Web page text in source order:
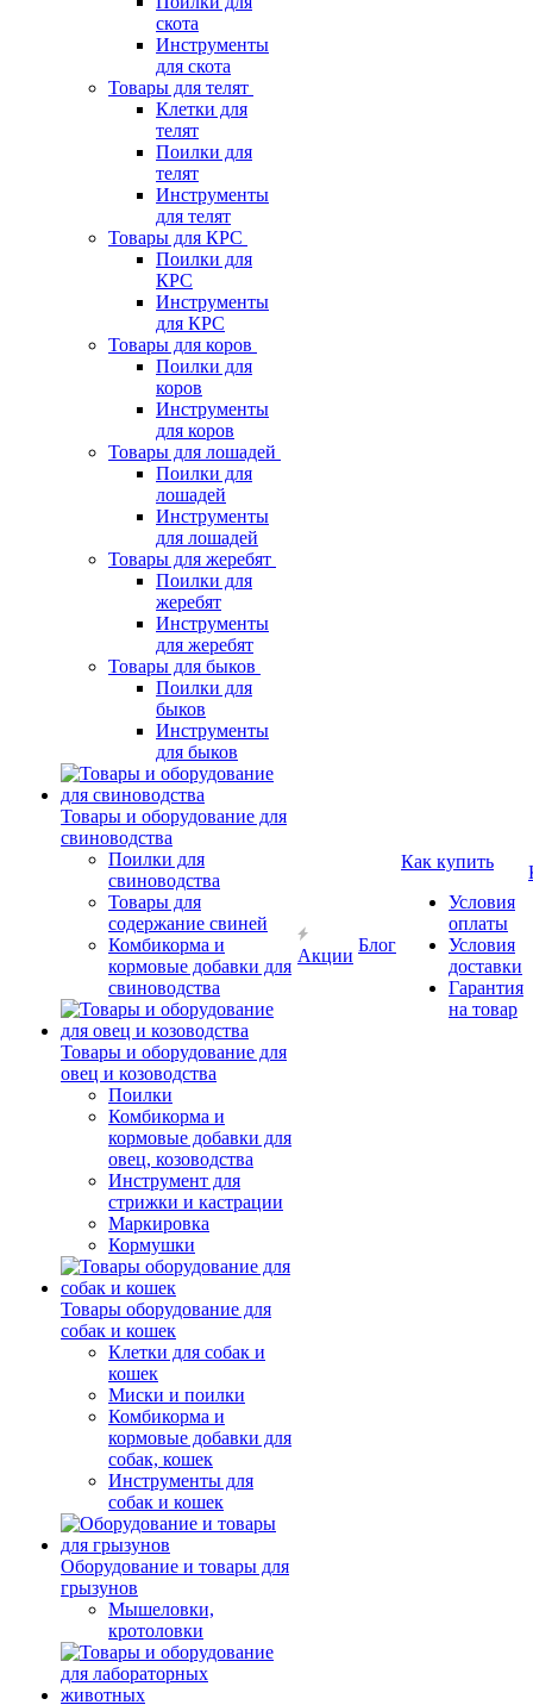
скота
Инструменты
для скота
Товары для телят
Клетки для
телят
Поилки для
телят
Инструменты
для телят
Товары для КРС
Поилки для
КРС
Инструменты
для КРС
Товары для коров
Поилки для
коров
Инструменты
для коров
Товары для лошадей
Поилки для
лошадей
Инструменты
для лошадей
Товары для жеребят
Поилки для
жеребят
Инструменты
для жеребят
Товары для быков
Поилки для
быков
Инструменты
для быков
Товары и оборудование для
свиноводства
Поилки для
свиноводства
Товары для
содержание свиней
Комбикорма и
кормовые добавки для
свиноводства
Товары и оборудование для
овец и козоводства
Поилки
Комбикорма и
кормовые добавки для
овец, козоводства
Инструмент для
стрижки и кастрации
Маркировка
Кормушки
Товары оборудование для
собак и кошек
Клетки для собак и
кошек
Миски и поилки
Комбикорма и
кормовые добавки для
собак, кошек
Инструменты для
собак и кошек
Оборудование и товары для
грызунов
Мышеловки,
кротоловки
Акции
Блог
Как купить
Условия
оплаты
Условия
доставки
Гарантия
на товар